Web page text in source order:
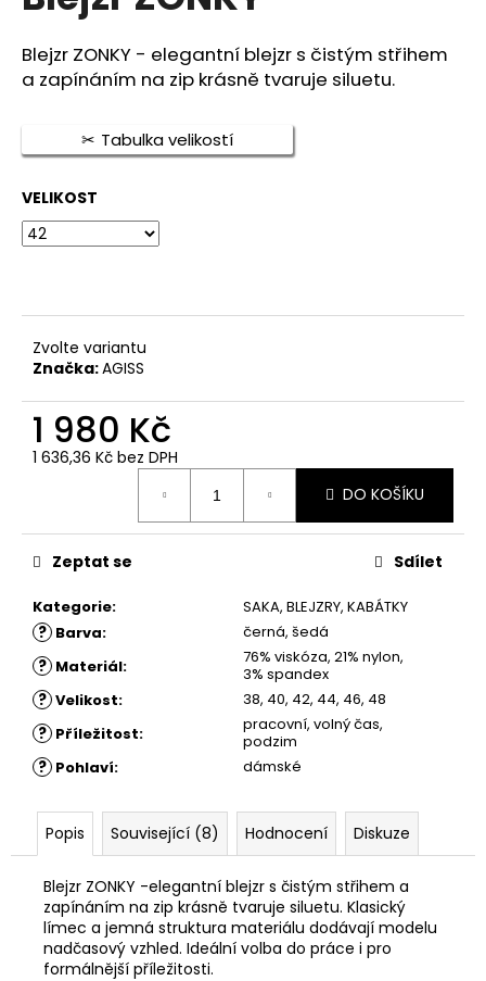
z
5
hvězdiček.
Blejzr ZONKY - elegantní blejzr s čistým střihem
a zapínáním na zip krásně tvaruje siluetu.
Tabulka velikostí
VELIKOST
Zvolte variantu
Značka:AGISS
1 980 Kč
1 636,36 Kč bez DPH
DO KOŠÍKU
Kategorie: SAKA, BLEJZRY, KABÁTKY
? Barva: černá, šedá
? Materiál:
76% viskóza, 21% nylon,
3% spandex
? Velikost: 38, 40, 42, 44, 46, 48
? Příležitost:
pracovní, volný čas,
podzim
? Pohlaví: dámské
Zeptat se Sdílet
Popis Související (8) Hodnocení Diskuze
Blejzr ZONKY -elegantní blejzr s čistým střihem a
zapínáním na zip krásně tvaruje siluetu. Klasický
límec a jemná struktura materiálu dodávají modelu
nadčasový vzhled. Ideální volba do práce i pro
formálnější příležitosti.
j
í
D
o
p
o
u
j
e
e
ŠATY
KESY
260
Kč
Původně:
880